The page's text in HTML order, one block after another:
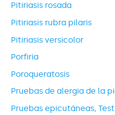
Pitiriasis rosada
Pitiriasis rubra pilaris
Pitiriasis versicolor
Porfiria
Poroqueratosis
Pruebas de alergia de la
Pruebas epicutáneas,